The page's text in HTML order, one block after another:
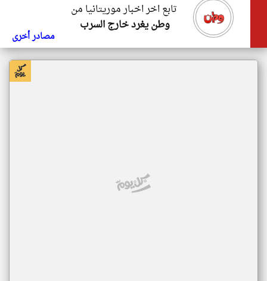
تابع اخر اخبار موريتانيا من
وطن يغرد خارج السرب
مصادر أخرى